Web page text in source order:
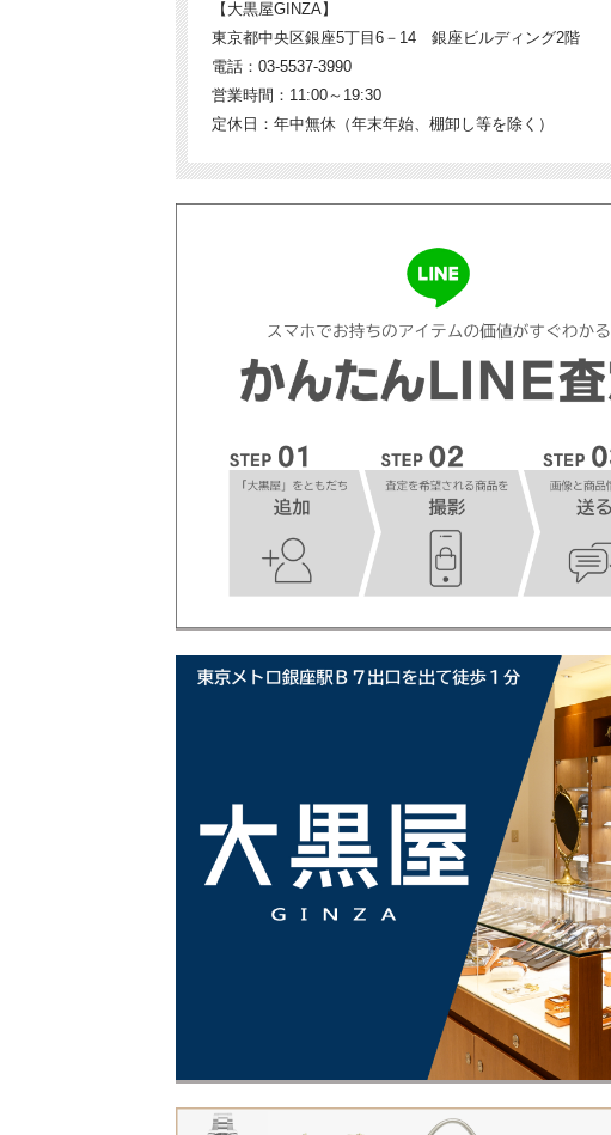
【大黒屋GINZA】
東京都中央区銀座5丁目6－14 銀座ビルディング2階
電話：03-5537-3990
営業時間：11:00～19:30
定休日：年中無休（年末年始、棚卸し等を除く）